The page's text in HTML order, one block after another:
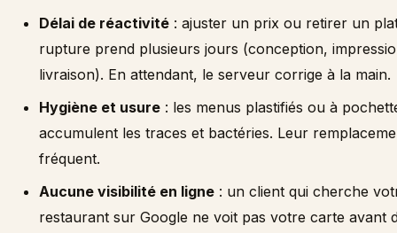
Délai de réactivité : ajuster un prix ou retirer un
rupture prend plusieurs jours (conception,
livraison). En attendant, le serveur corrige à la main.
Hygiène et usure : les menus plastifiés ou à
accumulent les traces et bactéries. Leur
fréquent.
Aucune visibilité en ligne : un client qui cherche
restaurant sur Google ne voit pas votre carte avant